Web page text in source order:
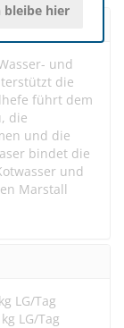
und
die
führt dem
die
und die
bindet die
und
Marstall
LG/Tag
LG/Tag
bleibe hier